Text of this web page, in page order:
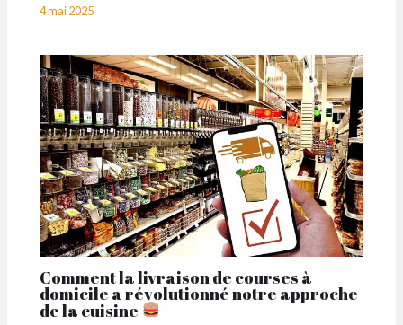
4 mai 2025
Comment la livraison de courses à
domicile a révolutionné notre approche
de la cuisine